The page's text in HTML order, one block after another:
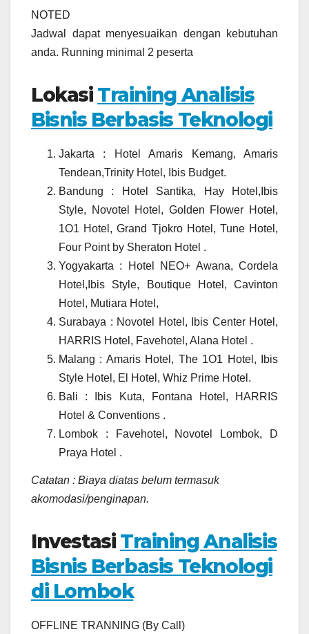
NOTED
Jadwal dapat menyesuaikan dengan kebutuhan
anda. Running minimal 2 peserta
Lokasi Training Analisis
Bisnis Berbasis Teknologi
Jakarta : Hotel Amaris Kemang, Amaris
Tendean,Trinity Hotel, Ibis Budget.
Bandung : Hotel Santika, Hay Hotel,Ibis
Style, Novotel Hotel, Golden Flower Hotel,
1O1 Hotel, Grand Tjokro Hotel, Tune Hotel,
Four Point by Sheraton Hotel .
Yogyakarta : Hotel NEO+ Awana, Cordela
Hotel,Ibis Style, Boutique Hotel, Cavinton
Hotel, Mutiara Hotel,
Surabaya : Novotel Hotel, Ibis Center Hotel,
HARRIS Hotel, Favehotel, Alana Hotel .
Malang : Amaris Hotel, The 1O1 Hotel, Ibis
Style Hotel, El Hotel, Whiz Prime Hotel.
Bali : Ibis Kuta, Fontana Hotel, HARRIS
Hotel & Conventions .
Lombok : Favehotel, Novotel Lombok, D
Praya Hotel .
Catatan : Biaya diatas belum termasuk
akomodasi/penginapan.
Investasi Training Analisis
Bisnis Berbasis Teknologi
di Lombok
OFFLINE TRANNING (By Call)